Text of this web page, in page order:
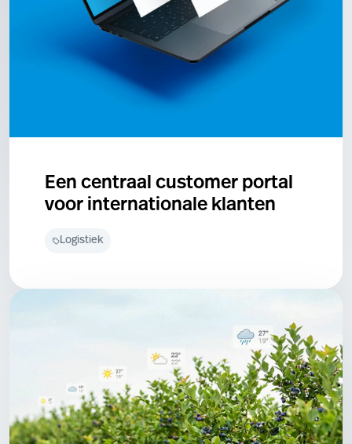
Een centraal customer portal
voor internationale klanten
Logistiek